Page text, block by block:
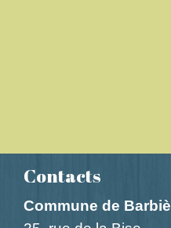
Contacts
Commune de